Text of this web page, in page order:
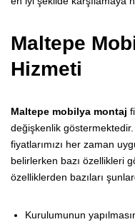
Maltepe
Hizmeti
Maltepe mobilya montaj
değişkenlik
fiyatlarımızı her zaman
belirlerken bazı özellikleri
özelliklerden bazıları
Kurulumunun